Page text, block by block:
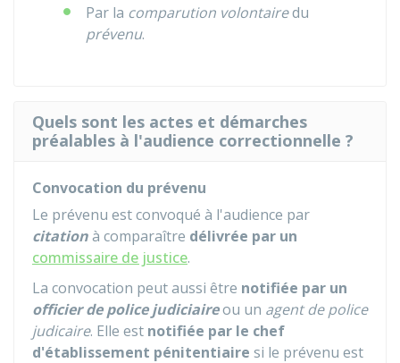
Par la comparution volontairedu
prévenu.
Quels sont les actes et démarches
préalables à l'audience correctionnelle ?
Convocation du prévenu
Le prévenu est convoqué à l'audience par
citationà comparaître délivrée par un
commissaire de justice.
La convocation peut aussi être notifiée par un
officier de police judiciaireou un agent de police
judicaire. Elle est notifiée par le chef
d'établissement pénitentiaire si le prévenu est